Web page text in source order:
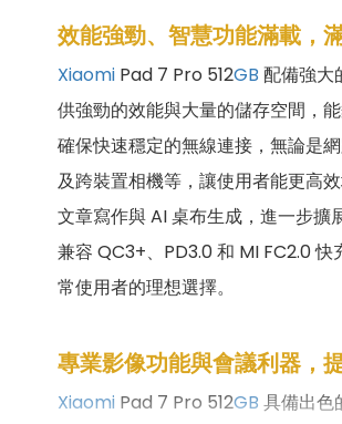
效能強勁、智慧功能滿載，
Xiaomi Pad 7 Pro 512GB 配備強大
供強勁的效能與大量的儲存空間，
確保快速穩定的無線連接，無論是
及跨裝置相機等，讓使用者能更高
文章寫作與 AI 桌布生成，進一步擴
兼容 QC3+、PD3.0 和 MI FC2.0
常使用者的理想選擇。
專業影像功能與會議利器，
Xiaomi Pad 7 Pro 512GB 具備出色